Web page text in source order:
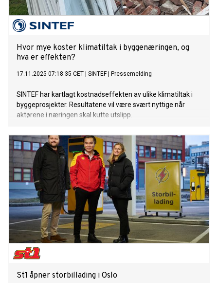
Hvor mye koster klimatiltak i byggenæringen, og
hva er effekten?
17.11.2025 07:18:35 CET SINTEF| Pressemelding
SINTEF har kartlagt kostnadseffekten av ulike klimatiltak i
byggeprosjekter. Resultatene vil være svært nyttige når
aktørene i næringen skal kutte utslipp.
St1 åpner storbillading i Oslo